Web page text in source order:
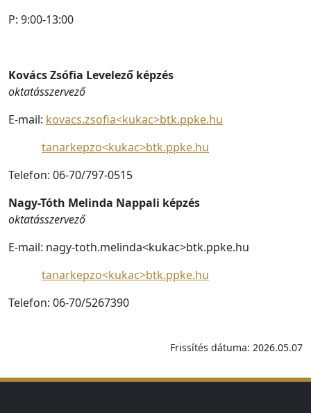
P: 9:00-13:00
Kovács Zsófia Levelező képzés
oktatásszervező
E-mail: kovacs.zsofia<kukac>btk.ppke.hu
tanarkepzo<kukac>btk.ppke.hu
Telefon: 06-70/797-0515
Nagy-Tóth Melinda Nappali képzés
oktatásszervező
E-mail: nagy-toth.melinda<kukac>btk.ppke.hu
tanarkepzo<kukac>btk.ppke.hu
Telefon: 06-70/5267390
Frissítés dátuma: 2026.05.07